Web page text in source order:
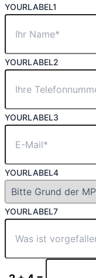
YOURLABEL1
YOURLABEL2
YOURLABEL3
YOURLABEL4
YOURLABEL7